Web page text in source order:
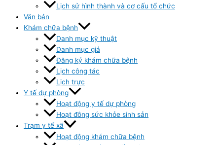
Lịch sử hình thành và cơ cấu tổ chức
Văn bản
Khám chữa bệnh
Danh mục kỹ thuật
Danh mục giá
Đăng ký khám chữa bệnh
Lịch công tác
Lịch trực
Y tế dự phòng
Hoạt động y tế dự phòng
Hoạt đông sức khỏe sinh sản
Trạm y tế xã
Hoạt động khám chữa bệnh